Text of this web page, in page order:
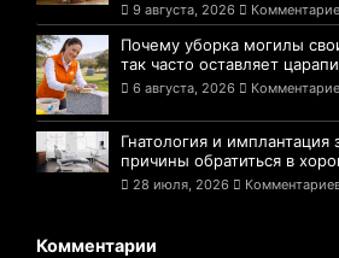
9 августа, 2026
Почему уборка могилы
так часто оставляет
6 августа, 2026
Гнатология и имплантация
причины обратиться в
28 июля, 2026
Комментарии